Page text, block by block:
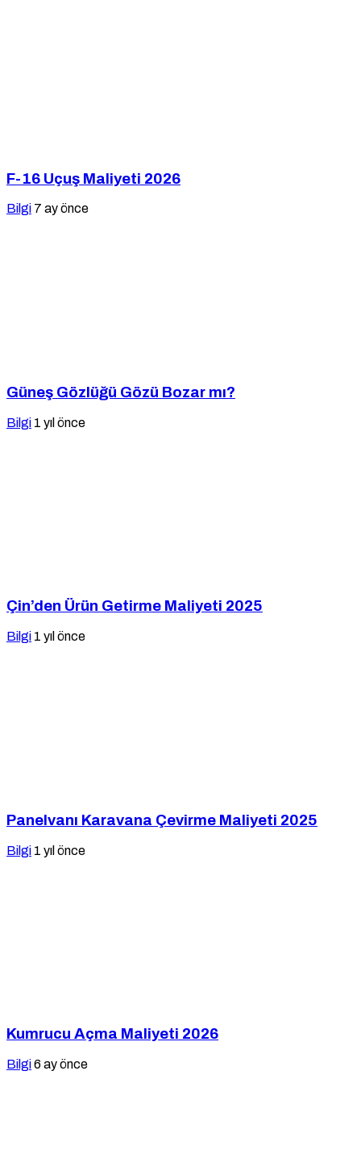
F-16 Uçuş Maliyeti 2026
Bilgi 7 ay önce
Güneş Gözlüğü Gözü Bozar mı?
Bilgi 1 yıl önce
Çin’den Ürün Getirme Maliyeti 2025
Bilgi 1 yıl önce
Panelvanı Karavana Çevirme Maliyeti 2025
Bilgi 1 yıl önce
Kumrucu Açma Maliyeti 2026
Bilgi6 ay önce